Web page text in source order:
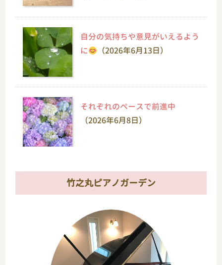
自分の気持ちや意見がいえるよう
に
（2026年6月13日）
それぞれのペースで前進中
（2026年6月8日）
竹之丸ピアノガーデン